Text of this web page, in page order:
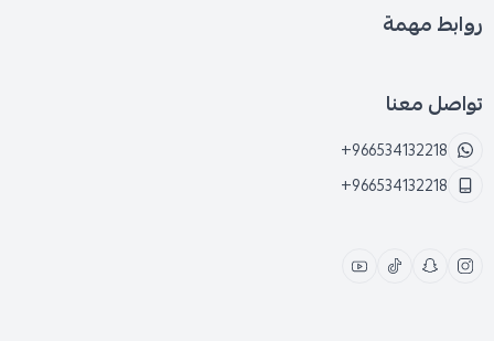
روابط مهمة
تواصل معنا
+966534132218
+966534132218